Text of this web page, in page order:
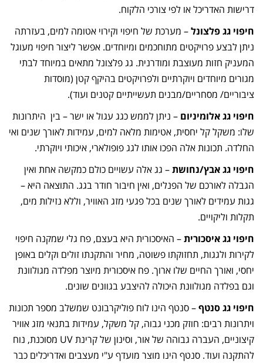
דרישות האדריכל או לפי צורכי הלקוח.
חיפוי גג פלצונל– מערכת של חיפוי וקירוי אטומה למים, בעזרתה
ניתן לבצע פרויקטים מתוחכמים ומיוחדים. אפשר ליצור חיפוי מעוגל
המעניק חזות מעוצבת ומודרנית. גג פלצונל מתאים במיוחד לבתי
מגורים מיוחדים ויוקרתיים ולפרויקטים בהיקף קטן (מוסדות
ציבוריים/ מסחריים/מבנים תעשייתיים קטנים ועוד).
חיפוי גג אלומיניום – ניתן לממש כגג עגול או ישר – בין היתרונות
שלו: משקל קל יחסית, אטימות מלאה למים, עמידות לאורך שנים ואי
החלדה. תכונות אלה הפכו אותו לגג פופולארי, איכותי ויוקרתי.
חיפוי גג אבץ/נחושת– גג אלה עשויים כולם כמקשה אחת ואין
הגבלה לאורכם של הפנלים, ואין חיבור חודר בגג. התוצאה היא –
גגות עמידים לאורך שנים בכל פגעי מזג האוויר, וללא נזילות מים,
תקלות וליקויים.
חיפוי גג איסכורית– האיסכורית היא בעצם, פח גלי שמקנה חיפוי
לקירות ולגגות, תחזוקתו פשוטה, מחיר והתקנתו זולים וקלים באופן
יחסי, ואורך החיים שלו ארוך. פח איסכורית מיוצר מפלדה מגולוונת
וגם בפלדה מגולוונת היכולה להיצבע בגוונים שונים.
חיפוי גג סנטף– סנטף הינו לוח פוליקרבונט שמשלב מספר תכונות
ויתרונות רבים: חוזק מכני גבוה, קל משקל, עמידות בתנאי מזג אוויר
קיצוניים, העברה גבוהה של אור, וסינון של קרינת UV מסוכנת, נוח
להתקנה ועוד. סנטף הינו מוצר מועדף ע"י מעצבים ואדריכלים כבר